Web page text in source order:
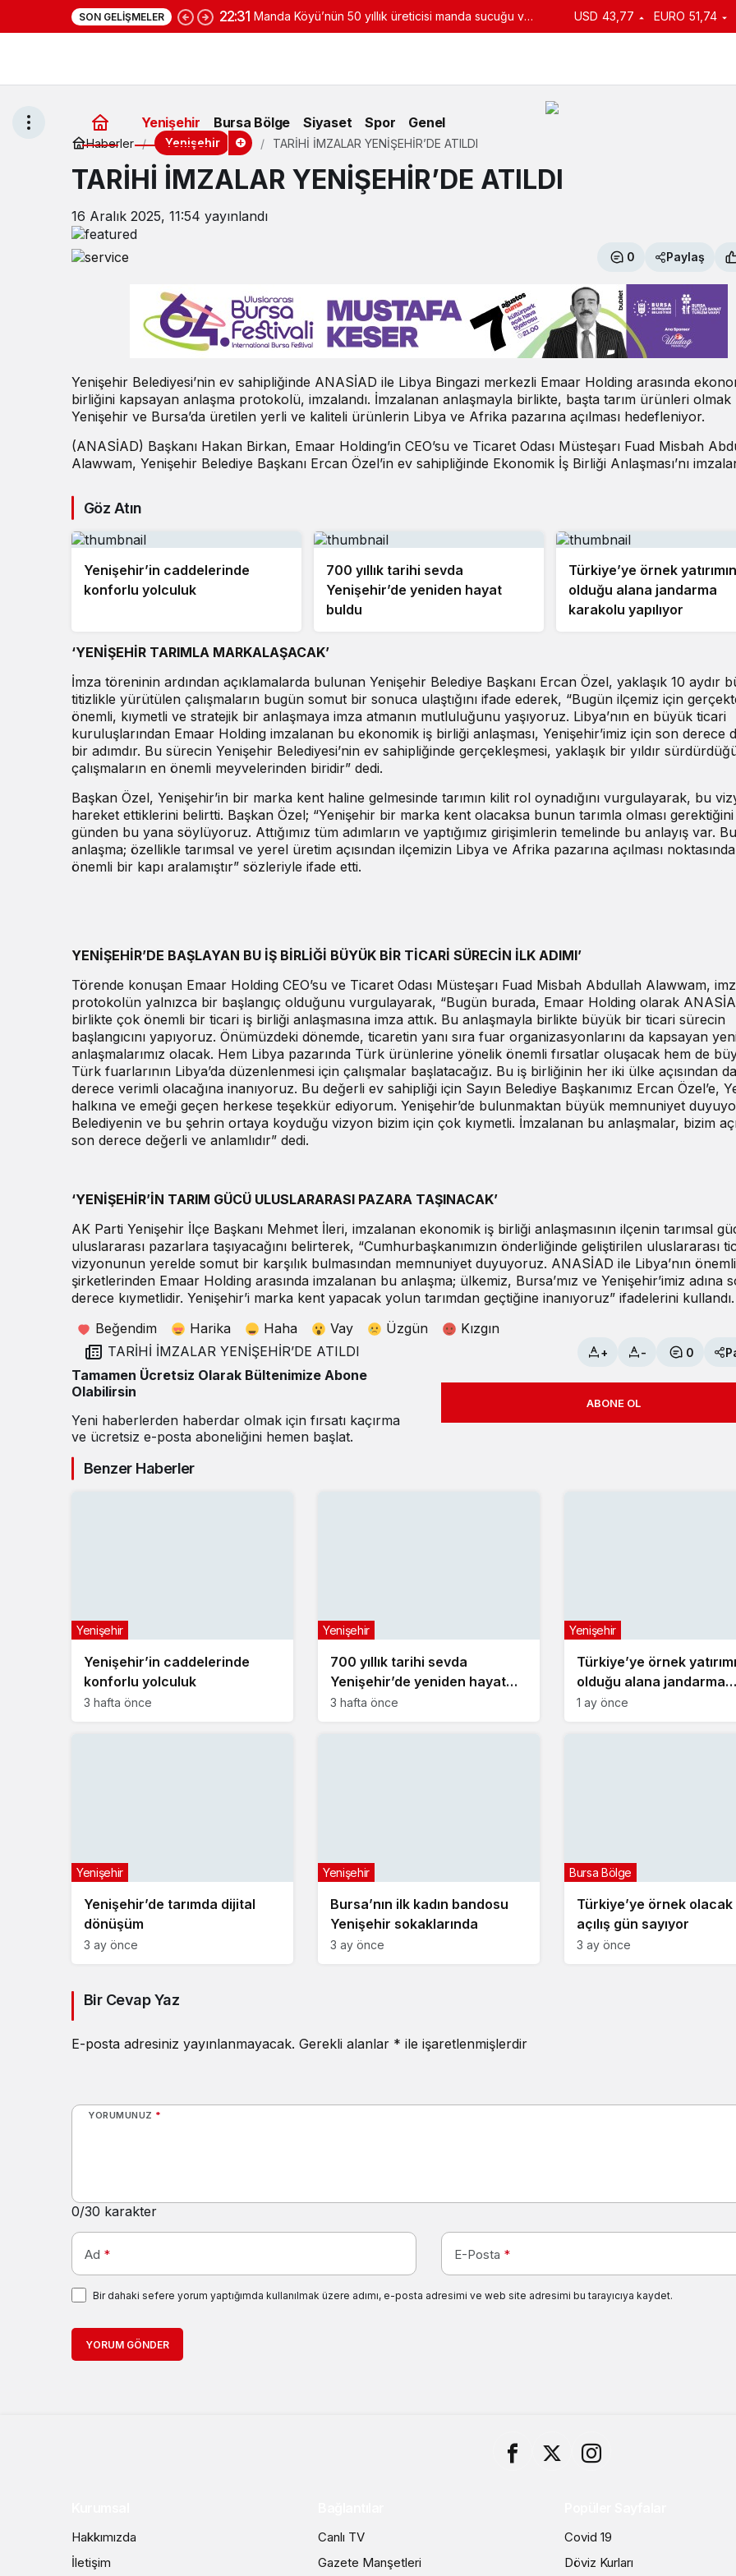
SON GELIŞMELER 22:31 Manda Köyü’nün 50 yıllık üreticisi manda sucuğu ve USD 43,77 EURO 51,74
Yenişehir Bursa Bölge Siyaset Spor Genel
Haberler Yenişehir TARİHİ İMZALAR YENİŞEHİR’DE ATILDI
TARİHİ İMZALAR YENİŞEHİR’DE ATILDI
16 Aralık 2025, 11:54 yayınlandı
0 Paylaş
Yenişehir Belediyesi’nin ev sahipliğinde ANASİAD ile Libya Bingazi merkezli Emaar Holding arasında
birliğini kapsayan anlaşma protokolü, imzalandı. İmzalanan anlaşmayla birlikte, başta tarım ürünleri olmak
Yenişehir ve Bursa’da üretilen yerli ve kaliteli ürünlerin Libya ve Afrika pazarına açılması hedefleniyor.
(ANASİAD) Başkanı Hakan Birkan, Emaar Holding’in CEO’su ve Ticaret Odası Müsteşarı Fuad Misbah
Alawwam, Yenişehir Belediye Başkanı Ercan Özel’in ev sahipliğinde Ekonomik İş Birliği Anlaşması’nı
Göz Atın
Yenişehir’in caddelerinde
konforlu yolculuk
700 yıllık tarihi sevda
Yenişehir’de yeniden hayat
buldu
Türkiye’ye örnek yatırımın
olduğu alana jandarma
karakolu yapılıyor
‘YENİŞEHİR TARIMLA MARKALAŞACAK’
İmza töreninin ardından açıklamalarda bulunan Yenişehir Belediye Başkanı Ercan Özel, yaklaşık 10 aydır
titizlikle yürütülen çalışmaların bugün somut bir sonuca ulaştığını ifade ederek, “Bugün ilçemiz için
önemli, kıymetli ve stratejik bir anlaşmaya imza atmanın mutluluğunu yaşıyoruz. Libya’nın en büyük ticari
kuruluşlarından Emaar Holding imzalanan bu ekonomik iş birliği anlaşması, Yenişehir’imiz için son derece
bir adımdır. Bu sürecin Yenişehir Belediyesi’nin ev sahipliğinde gerçekleşmesi, yaklaşık bir yıldır
çalışmaların en önemli meyvelerinden biridir” dedi.
Başkan Özel, Yenişehir’in bir marka kent haline gelmesinde tarımın kilit rol oynadığını vurgulayarak, bu
hareket ettiklerini belirtti. Başkan Özel; “Yenişehir bir marka kent olacaksa bunun tarımla olması
günden bu yana söylüyoruz. Attığımız tüm adımların ve yaptığımız girişimlerin temelinde bu anlayış var. Bu
anlaşma; özellikle tarımsal ve yerel üretim açısından ilçemizin Libya ve Afrika pazarına açılması
önemli bir kapı aralamıştır” sözleriyle ifade etti.
YENİŞEHİR’DE BAŞLAYAN BU İŞ BİRLİĞİ BÜYÜK BİR TİCARİ SÜRECİN İLK ADIMI’
Törende konuşan Emaar Holding CEO’su ve Ticaret Odası Müsteşarı Fuad Misbah Abdullah Alawwam,
protokolün yalnızca bir başlangıç olduğunu vurgulayarak, “Bugün burada, Emaar Holding olarak
birlikte çok önemli bir ticari iş birliği anlaşmasına imza attık. Bu anlaşmayla birlikte büyük bir ticari sürecin
başlangıcını yapıyoruz. Önümüzdeki dönemde, ticaretin yanı sıra fuar organizasyonlarını da kapsayan
anlaşmalarımız olacak. Hem Libya pazarında Türk ürünlerine yönelik önemli fırsatlar oluşacak hem de
Türk fuarlarının Libya’da düzenlenmesi için çalışmalar başlatacağız. Bu iş birliğinin her iki ülke açısından
derece verimli olacağına inanıyoruz. Bu değerli ev sahipliği için Sayın Belediye Başkanımız Ercan Özel’e,
halkına ve emeği geçen herkese teşekkür ediyorum. Yenişehir’de bulunmaktan büyük memnuniyet
Belediyenin ve bu şehrin ortaya koyduğu vizyon bizim için çok kıymetli. İmzalanan bu anlaşmalar, bizim
son derece değerli ve anlamlıdır” dedi.
‘YENİŞEHİR’İN TARIM GÜCÜ ULUSLARARASI PAZARA TAŞINACAK’
AK Parti Yenişehir İlçe Başkanı Mehmet İleri, imzalanan ekonomik iş birliği anlaşmasının ilçenin tarımsal
uluslararası pazarlara taşıyacağını belirterek, “Cumhurbaşkanımızın önderliğinde geliştirilen uluslararası
vizyonunun yerelde somut bir karşılık bulmasından memnuniyet duyuyoruz. ANASİAD ile Libya’nın önemli
şirketlerinden Emaar Holding arasında imzalanan bu anlaşma; ülkemiz, Bursa’mız ve Yenişehir’imiz adına
derece kıymetlidir. Yenişehir’i marka kent yapacak yolun tarımdan geçtiğine inanıyoruz” ifadelerini kullandı.
Beğendim
Harika Haha Vay Üzgün
Kızgın
TARİHİ İMZALAR YENİŞEHİR’DE ATILDI
+ - 0
Tamamen Ücretsiz Olarak Bültenimize Abone
Olabilirsin
Yeni haberlerden haberdar olmak için fırsatı kaçırma
ve ücretsiz e-posta aboneliğini hemen başlat.
ABONE OL
Benzer Haberler
Yenişehir’in caddelerinde
konforlu yolculuk
Yenişehir
3 hafta önce
700 yıllık tarihi sevda
Yenişehir’de yeniden hayat
buldu
Yenişehir
3 hafta önce
Türkiye’ye örnek
olduğu alana jandarma
karakolu yapılıyor
Yenişehir
1 ay önce
Yenişehir’de tarımda dijital
dönüşüm
Yenişehir
3 ay önce
Bursa’nın ilk kadın bandosu
Yenişehir sokaklarında
Yenişehir
3 ay önce
Türkiye’ye örnek
açılış gün sayıyor
Bursa Bölge
3 ay önce
Bir Cevap Yaz
E-posta adresiniz yayınlanmayacak. Gerekli alanlar * ile işaretlenmişlerdir
YORUMUNUZ *
0/30 karakter
Ad * E-Posta *
Bir dahaki sefere yorum yaptığımda kullanılmak üzere adımı, e-posta adresimi ve web site adresimi bu tarayıcıya kaydet.
YORUM GÖNDER
Hakkımızda
İletişim
Canlı TV
Gazete Manşetleri
Covid 19
Döviz Kurları